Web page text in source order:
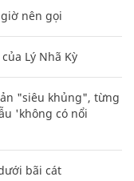
nên gọi
Lý Nhã Kỳ
"siêu khủng", từng
'không có nổi
bãi cát